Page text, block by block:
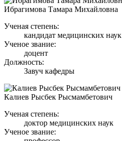
Ибрагимова Тамара Михайловна
Ученая степень:
кандидат медицинских наук
Ученое звание:
доцент
Должность:
Завуч кафедры
Калиев Рысбек Рысмамбетович
Ученая степень:
доктор медицинских наук
Ученое звание: